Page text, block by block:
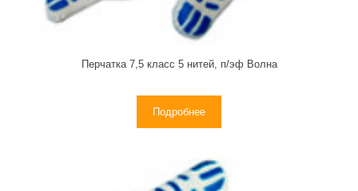
Перчатка 7,5 класс 5 нитей, п/эф Волна
Подробнее